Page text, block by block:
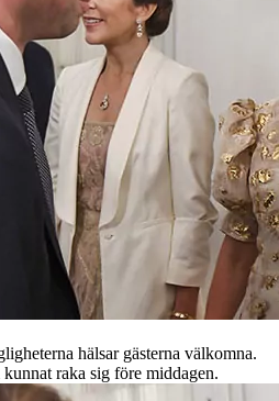
hälsar gästerna välkomna.
raka sig före middagen.